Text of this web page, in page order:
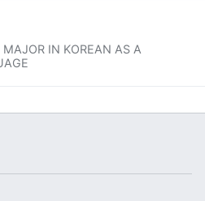
IN KOREAN AS A